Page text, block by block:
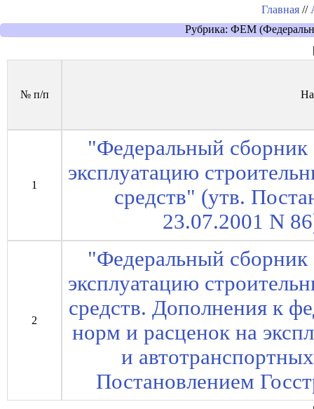
Главная //
Рубрика: ФЕМ
№ п/п
1
"Федеральный
эксплуатацию
средств" (утв.
23.07.2001 N
2
"Федеральный
эксплуатацию
средств. Дополнения к
норм и расценок на
и
Постановлением